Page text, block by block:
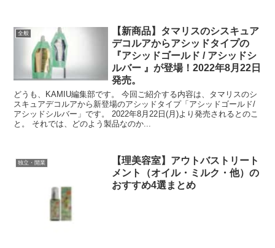
全般
【新商品】タマリスのシスキュア
デコルアからアシッドタイプの
『アシッドゴールド / アシッドシ
ルバー 』が登場！2022年8月22日
発売。
どうも、KAMIU編集部です。 今回ご紹介する内容は、タマリスのシ
スキュアデコルアから新登場のアシッドタイプ「アシッドゴールド/
アシッドシルバー」です。 2022年8月22日(月)より発売されるとのこ
と。 それでは、どのよう製品なのか...
独立・開業
【理美容室】アウトバストリート
メント（オイル・ミルク・他）の
おすすめ4選まとめ